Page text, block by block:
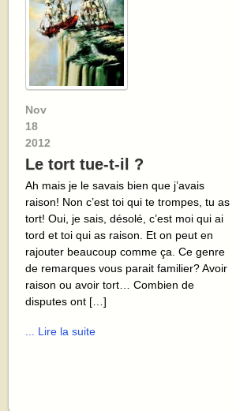
Nov
18
2012
Le tort tue-t-il ?
Ah mais je le savais bien que j’avais
raison! Non c’est toi qui te trompes, tu as
tort! Oui, je sais, désolé, c’est moi qui ai
tord et toi qui as raison. Et on peut en
rajouter beaucoup comme ça. Ce genre
de remarques vous parait familier? Avoir
raison ou avoir tort… Combien de
disputes ont […]
... Lire la suite